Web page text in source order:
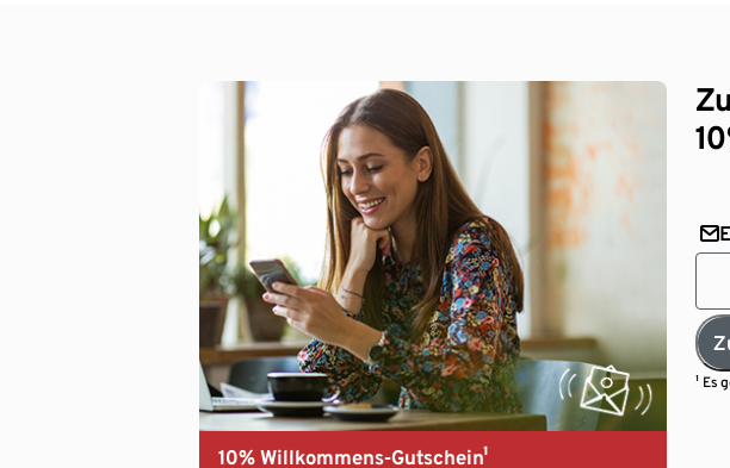
10% Willkommens-Gutschein¹
¹ Es